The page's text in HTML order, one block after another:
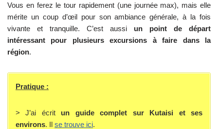
Vous en ferez le tour rapidement (une journée max), mais elle
mérite un coup d’œil pour son ambiance générale, à la fois
vivante et tranquille. C’est aussi un point de départ
intéressant pour plusieurs excursions à faire dans la
région.
Pratique :
> J’ai écrit un guide complet sur Kutaisi et ses
environs. Il se trouve ici.